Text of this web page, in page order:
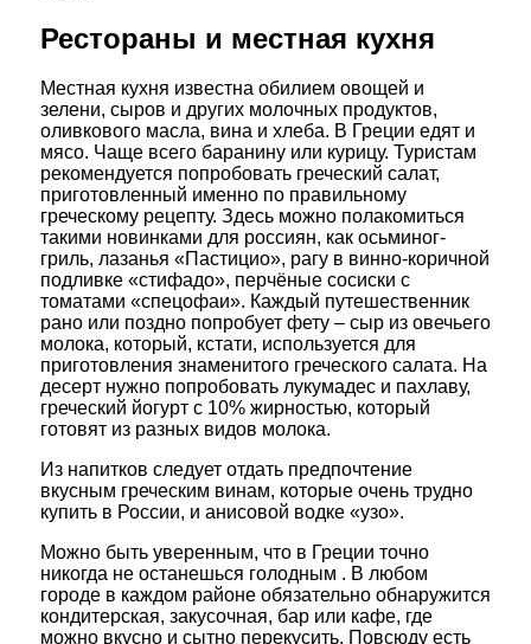
Рестораны и местная кухня
Местная кухня известна обилием овощей и
зелени, сыров и других молочных продуктов,
оливкового масла, вина и хлеба. В Греции едят и
мясо. Чаще всего баранину или курицу. Туристам
рекомендуется попробовать греческий салат,
приготовленный именно по правильному
греческому рецепту. Здесь можно полакомиться
такими новинками для россиян, как осьминог-
гриль, лазанья «Пастицио», рагу в винно-коричной
подливке «стифадо», перчёные сосиски с
томатами «спецофаи». Каждый путешественник
рано или поздно попробует фету – сыр из овечьего
молока, который, кстати, используется для
приготовления знаменитого греческого салата. На
десерт нужно попробовать лукумадес и пахлаву,
греческий йогурт с 10% жирностью, который
готовят из разных видов молока.
Из напитков следует отдать предпочтение
вкусным греческим винам, которые очень трудно
купить в России, и анисовой водке «узо».
Можно быть уверенным, что в Греции точно
никогда не останешься голодным . В любом
городе в каждом районе обязательно обнаружится
кондитерская, закусочная, бар или кафе, где
можно вкусно и сытно перекусить. Повсюду есть